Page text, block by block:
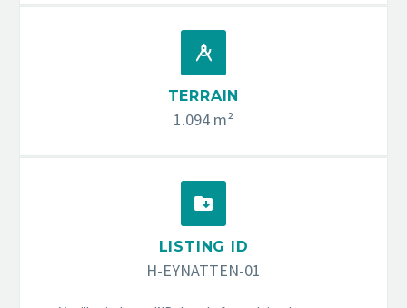


TERRAIN
1.094 m²


LISTING ID
H-EYNATTEN-01